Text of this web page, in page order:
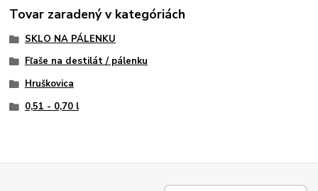
Tovar zaradený v kategóriách
SKLO NA PÁLENKU
Fľaše na destilát / pálenku
Hruškovica
0,51 - 0,70 l